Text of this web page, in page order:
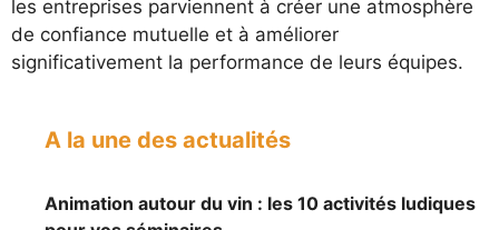
les entreprises parviennent à créer une atmosphère
de confiance mutuelle et à améliorer
significativement la performance de leurs équipes.
A la une des actualités
Animation autour du vin : les 10 activités ludiques